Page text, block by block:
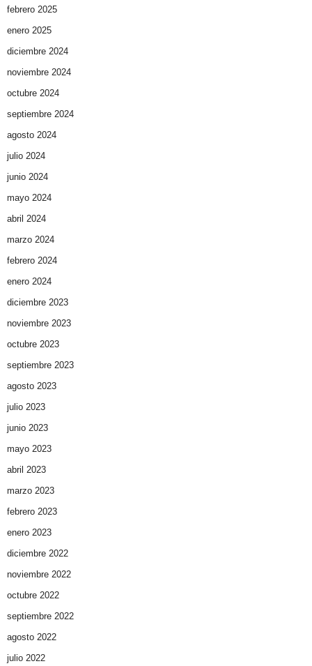
febrero 2025
enero 2025
diciembre 2024
noviembre 2024
octubre 2024
septiembre 2024
agosto 2024
julio 2024
junio 2024
mayo 2024
abril 2024
marzo 2024
febrero 2024
enero 2024
diciembre 2023
noviembre 2023
octubre 2023
septiembre 2023
agosto 2023
julio 2023
junio 2023
mayo 2023
abril 2023
marzo 2023
febrero 2023
enero 2023
diciembre 2022
noviembre 2022
octubre 2022
septiembre 2022
agosto 2022
julio 2022